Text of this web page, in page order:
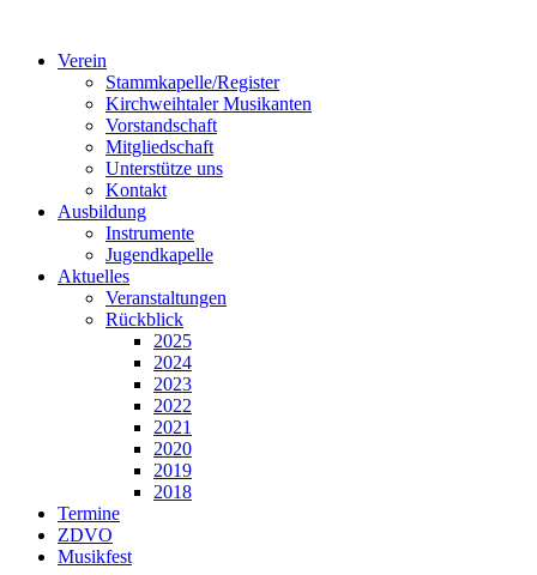
Verein
Stammkapelle/Register
Kirchweihtaler Musikanten
Vorstandschaft
Mitgliedschaft
Unterstütze uns
Kontakt
Ausbildung
Instrumente
Jugendkapelle
Aktuelles
Veranstaltungen
Rückblick
2025
2024
2023
2022
2021
2020
2019
2018
Termine
ZDVO
Musikfest